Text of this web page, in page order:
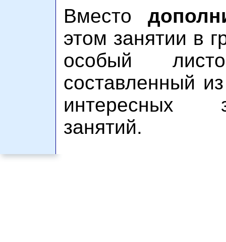
Вместо
этом занятии в
особый
составленный
интересных
занятий.